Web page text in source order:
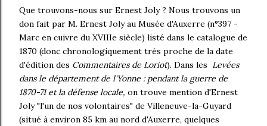
Que trouvons-nous sur Ernest Joly ? Nous trouvons un
don fait par M. Ernest Joly au Musée d'Auxerre (n°397 -
Marc en cuivre du XVIIIe siècle) listé dans le catalogue de
1870 (donc chronologiquement très proche de la date
d'édition des Commentaires de Loriot). Dans les Levées
dans le département de l'Yonne : pendant la guerre de
1870-71 et la défense locale, on trouve mention d'Ernest
Joly "l'un de nos volontaires" de Villeneuve-la-Guyard
(situé à environ 85 km au nord d'Auxerre, quelques